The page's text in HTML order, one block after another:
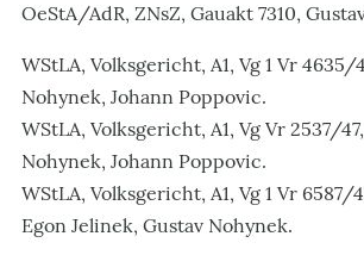
OeStA/AdR, ZNsZ, Gauakt 7310,
WStLA, Volksgericht, A1, Vg 1 Vr 4635/
Nohynek, Johann Poppovic.
WStLA, Volksgericht, A1, Vg Vr 2537/
Nohynek, Johann Poppovic.
WStLA, Volksgericht, A1, Vg 1 Vr 6587/
Egon Jelinek, Gustav Nohynek.